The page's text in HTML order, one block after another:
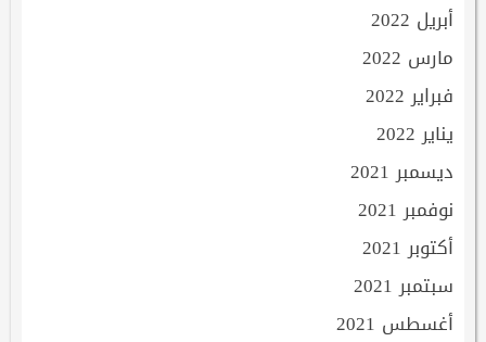
أبريل 2022
مارس 2022
فبراير 2022
يناير 2022
ديسمبر 2021
نوفمبر 2021
أكتوبر 2021
سبتمبر 2021
أغسطس 2021